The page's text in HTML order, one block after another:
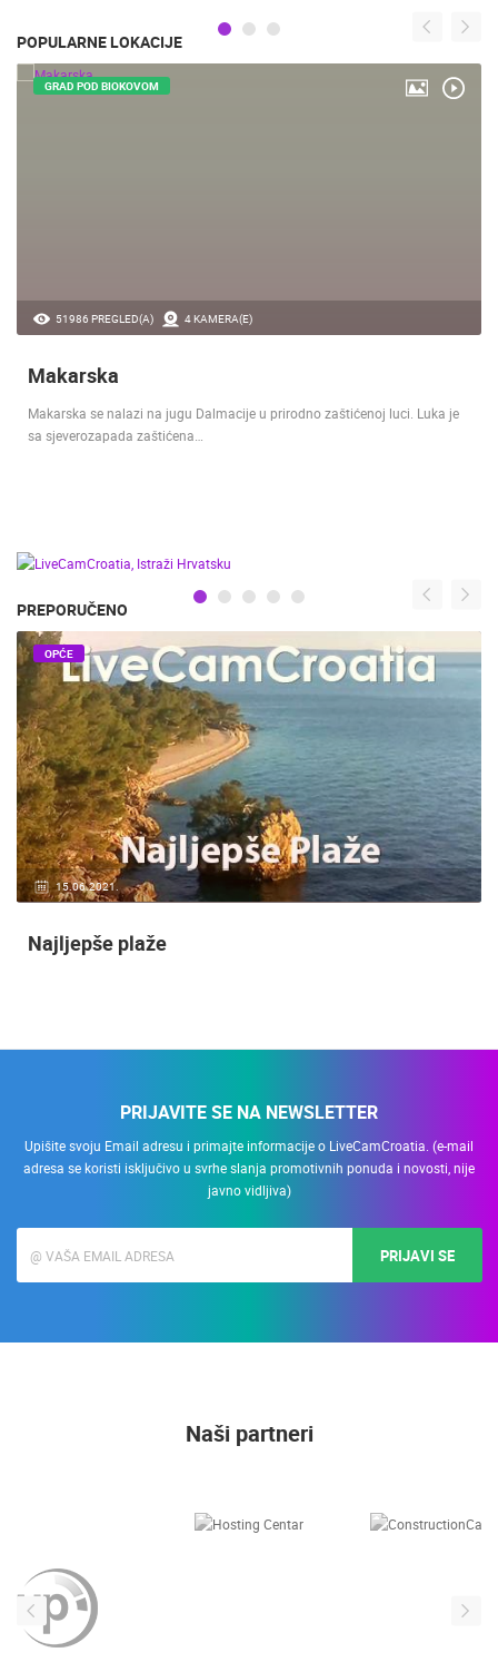
POPULARNE LOKACIJE
51986 PREGLED(A) 4 KAMERA(E)
GRAD POD BIOKOVOM
Makarska
Makarska se nalazi na jugu Dalmacije u prirodno zaštićenoj luci. Luka je
sa sjeverozapada zaštićena…
PREPORUČENO
15.06.2021.
OPĆE
Najljepše plaže
PRIJAVITE SE NA NEWSLETTER
Upišite svoju Email adresu i primajte informacije o LiveCamCroatia. (e-mail
adresa se koristi isključivo u svrhe slanja promotivnih ponuda i novosti, nije
javno vidljiva)
PRIJAVI SE
Naši partneri